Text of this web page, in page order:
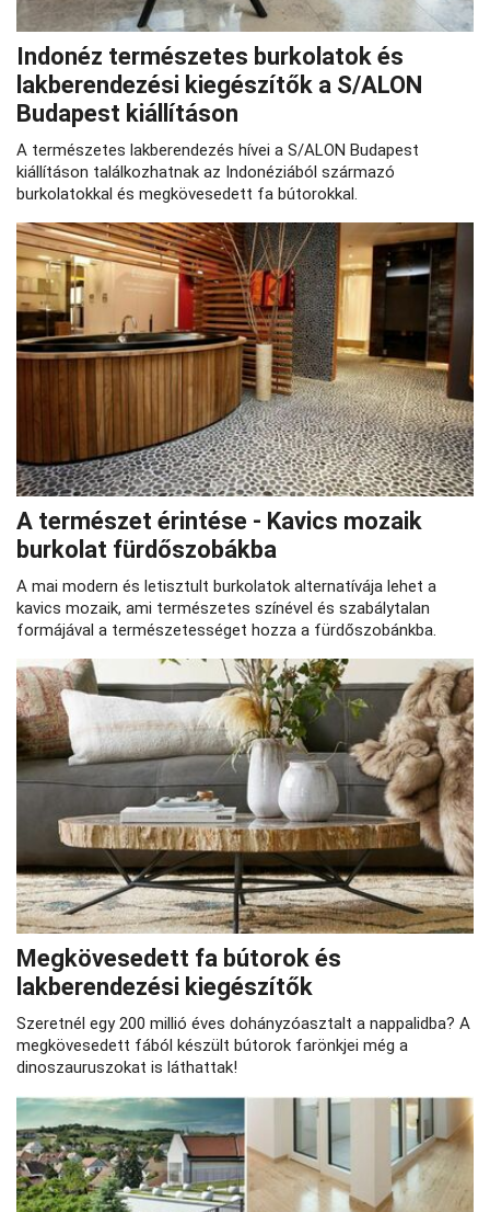
Indonéz természetes burkolatok és
lakberendezési kiegészítők a S/ALON
Budapest kiállításon
A természetes lakberendezés hívei a S/ALON Budapest
kiállításon találkozhatnak az Indonéziából származó
burkolatokkal és megkövesedett fa bútorokkal.
A természet érintése - Kavics mozaik
burkolat fürdőszobákba
A mai modern és letisztult burkolatok alternatívája lehet a
kavics mozaik, ami természetes színével és szabálytalan
formájával a természetességet hozza a fürdőszobánkba.
Megkövesedett fa bútorok és
lakberendezési kiegészítők
Szeretnél egy 200 millió éves dohányzóasztalt a nappalidba? A
megkövesedett fából készült bútorok farönkjei még a
dinoszauruszokat is láthattak!